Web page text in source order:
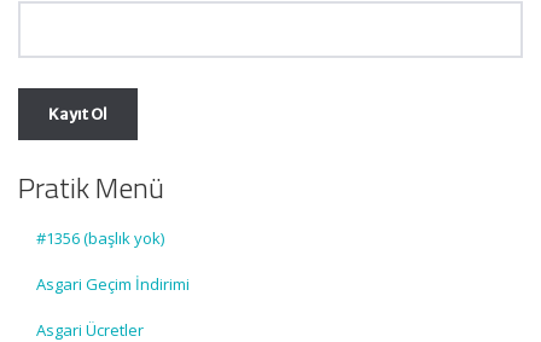
Pratik Menü
#1356 (başlık yok)
Asgari Geçim İndirimi
Asgari Ücretler